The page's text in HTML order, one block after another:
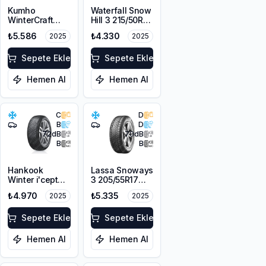
Kumho
WinterCraft
WI32 215/50R17
95T XL M+S
3PMSF Çivi
Delikli
₺5.586 2025
Sepete Ekle
Hemen Al
Waterfall Snow
Hill 3 215/50R17
₺4.330 2025
Sepete Ekle
Hemen Al
C
B
72dB
B
Hankook
Winter i'cept
RS3 W462
215/55R16 97H
XL M+S 3PMSF
₺4.970 2025
Sepete Ekle
Hemen Al
D
D
70dB
B
Lassa Snoways
3 205/55R17
95V XL M+S
3PMSF
₺5.335 2025
Sepete Ekle
Hemen Al